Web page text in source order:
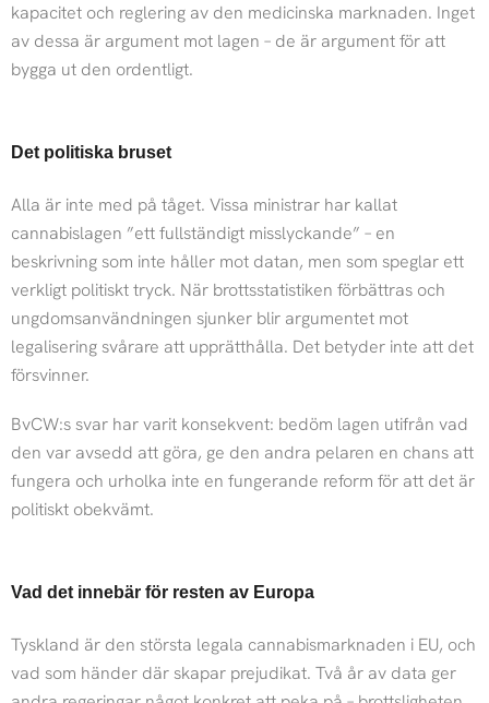
kapacitet och reglering av den medicinska marknaden. Inget
av dessa är argument mot lagen – de är argument för att
bygga ut den ordentligt.
Det politiska bruset
Alla är inte med på tåget. Vissa ministrar har kallat
cannabislagen ”ett fullständigt misslyckande” – en
beskrivning som inte håller mot datan, men som speglar ett
verkligt politiskt tryck. När brottsstatistiken förbättras och
ungdomsanvändningen sjunker blir argumentet mot
legalisering svårare att upprätthålla. Det betyder inte att det
försvinner.
BvCW:s svar har varit konsekvent: bedöm lagen utifrån vad
den var avsedd att göra, ge den andra pelaren en chans att
fungera och urholka inte en fungerande reform för att det är
politiskt obekvämt.
Vad det innebär för resten av Europa
Tyskland är den största legala cannabismarknaden i EU, och
vad som händer där skapar prejudikat. Två år av data ger